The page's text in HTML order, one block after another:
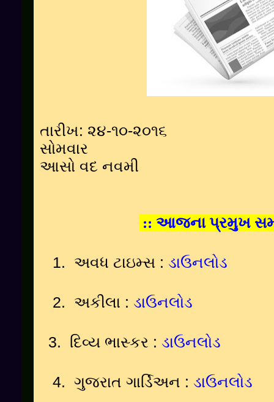
તારીખ: ૨૪-૧૦-૨૦૧૬
સોમવાર
આસો વદ નવમી
:: આજના પ્રમુખ
1. અવધ ટાઇમ્સ : ડાઉનલોડ
2. અકીલા : ડાઉનલોડ
3. દિવ્ય ભાસ્કર : ડાઉનલોડ
4. ગુજરાત ગાર્ડિઅન : ડાઉનલોડ